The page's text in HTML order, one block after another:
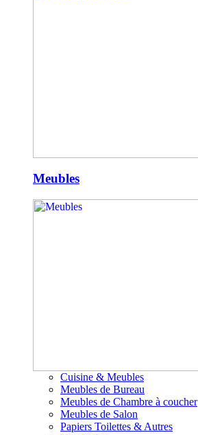
Meubles
Cuisine & Meubles
Meubles de Bureau
Meubles de Chambre à coucher
Meubles de Salon
Papiers Toilettes & Autres